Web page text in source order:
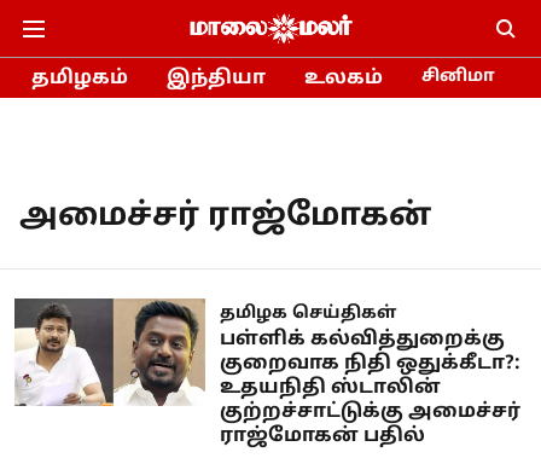
தமிழகம் இந்தியா உலகம் சினிமா
அமைச்சர் ராஜ்மோகன்
தமிழக செய்திகள்
பள்ளிக் கல்வித்துறைக்கு
குறைவாக நிதி ஒதுக்கீடா?:
உதயநிதி ஸ்டாலின்
குற்றச்சாட்டுக்கு அமைச்சர்
ராஜ்மோகன் பதில்